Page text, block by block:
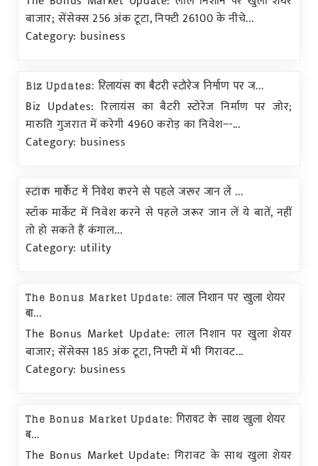
बाजार; सेंसेक्स 256 अंक टूटा, निफ्टी 26100 के नीचे...
Category: business
Biz Updates: रिलायंस का बैटरी स्टोरेज निर्माण पर ज...
Biz Updates: रिलायंस का बैटरी स्टोरेज निर्माण पर जोर;
मारुति गुजरात में करेगी 4960 करोड़ का निवेश---...
Category: business
स्टॉक मार्केट में निवेश करने से पहले जरूर जान लें ...
स्टॉक मार्केट में निवेश करने से पहले जरूर जान लें ये बातें, नहीं
तो हो सकते हैं कंगाल...
Category: utility
The Bonus Market Update: लाल निशान पर खुला शेयर
बा...
The Bonus Market Update: लाल निशान पर खुला शेयर
बाजार; सेंसेक्स 185 अंक टूटा, निफ्टी में भी गिरावट...
Category: business
The Bonus Market Update: गिरावट के साथ खुला शेयर
ब...
The Bonus Market Update: गिरावट के साथ खुला शेयर